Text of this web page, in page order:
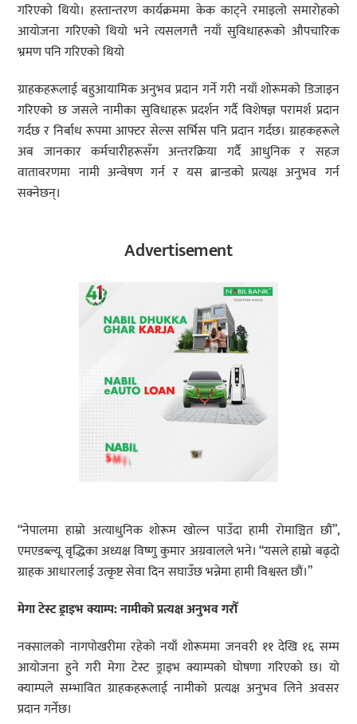
गरिएको थियो। हस्तान्तरण कार्यक्रममा केक काट्ने रमाइलो समारोहको
आयोजना गरिएको थियो भने त्यसलगत्तै नयाँ सुविधाहरूको औपचारिक
भ्रमण पनि गरिएको थियो
ग्राहकहरूलाई बहुआयामिक अनुभव प्रदान गर्ने गरी नयाँ शोरूमको डिजाइन
गरिएको छ जसले नामीका सुविधाहरू प्रदर्शन गर्दै विशेषज्ञ परामर्श प्रदान
गर्दछ र निर्बाध रूपमा आफ्टर सेल्स सर्भिस पनि प्रदान गर्दछ। ग्राहकहरूले
अब जानकार कर्मचारीहरूसँग अन्तरक्रिया गर्दै आधुनिक र सहज
वातावरणमा नामी अन्वेषण गर्न र यस ब्रान्डको प्रत्यक्ष अनुभव गर्न
सक्नेछन्।
Advertisement
“नेपालमा हाम्रो अत्याधुनिक शोरूम खोल्न पाउँदा हामी रोमाञ्चित छौं”,
एमएडब्ल्यू वृद्धिका अध्यक्ष विष्णु कुमार अग्रवालले भने। “यसले हाम्रो बढ्दो
ग्राहक आधारलाई उत्कृष्ट सेवा दिन सघाउँछ भन्नेमा हामी विश्वस्त छौं।”
मेगा टेस्ट ड्राइभ क्याम्प: नामीको प्रत्यक्ष अनुभव गरौँ
नक्सालको नागपोखरीमा रहेको नयाँ शोरूममा जनवरी ११ देखि १६ सम्म
आयोजना हुने गरी मेगा टेस्ट ड्राइभ क्याम्पको घोषणा गरिएको छ। यो
क्याम्पले सम्भावित ग्राहकहरूलाई नामीको प्रत्यक्ष अनुभव लिने अवसर
प्रदान गर्नेछ।